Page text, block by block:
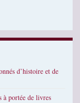
d’histoire et de
à portée de livres